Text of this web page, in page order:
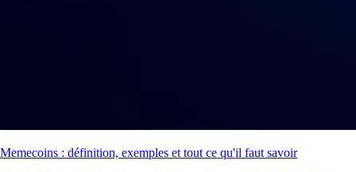
Memecoins : définition, exemples et tout ce qu'il faut savoir